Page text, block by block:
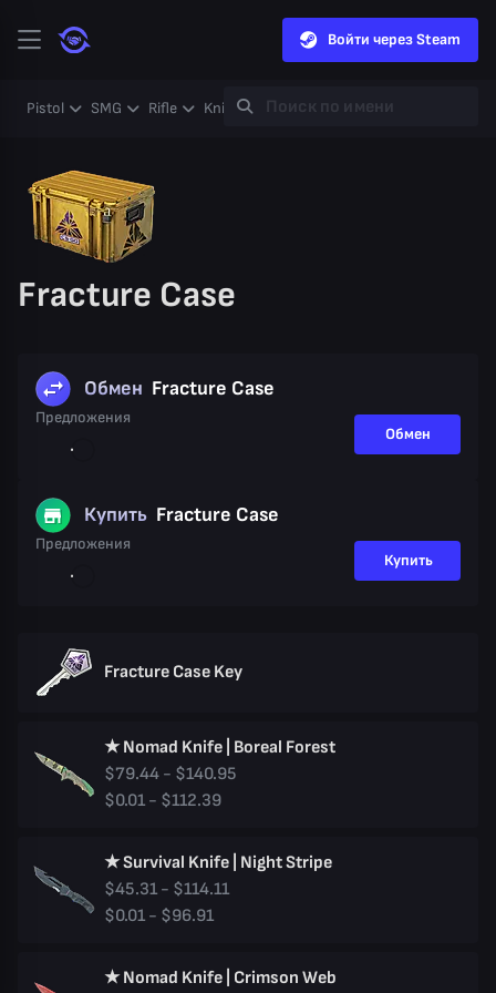
Войти через Steam
Pistol SMG Rifle Knife Gloves Heavy
Fracture Case
Обмен Fracture Case
Предложения
Обмен
Купить Fracture Case
Предложения
Купить
Fracture Case Key
★ Nomad Knife | Boreal Forest
$79.44 - $140.95
$0.01 - $112.39
★ Survival Knife | Night Stripe
$45.31 - $114.11
$0.01 - $96.91
★ Nomad Knife | Crimson Web